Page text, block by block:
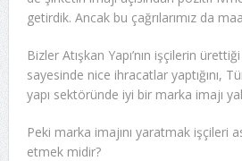
getirdik. Ancak bu çağrılarımız da
Bizler Atışkan Yapı’nın işçilerin
sayesinde nice ihracatlar yaptığını,
yapı sektöründe iyi bir marka imajı
Peki marka imajını yaratmak işçileri
etmek midir?